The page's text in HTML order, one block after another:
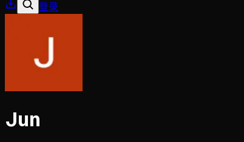
登录
Jun